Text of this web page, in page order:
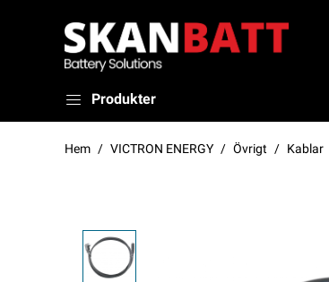
Produkter
Hem VICTRON ENERGY Övrigt Kablar